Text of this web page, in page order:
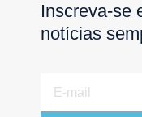
Inscreva-se
notícias
mail